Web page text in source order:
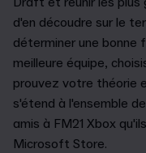
d'en découdre sur le
déterminer une bonne
meilleure équipe,
prouvez votre théorie
s'étend à l'ensemble
amis à FM21 Xbox
Microsoft Store.